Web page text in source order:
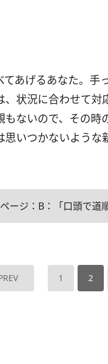
てあげるあなた。
、状況に合わせて
もないので、その
いつかないような
ージ：B：「口頭で
1 2